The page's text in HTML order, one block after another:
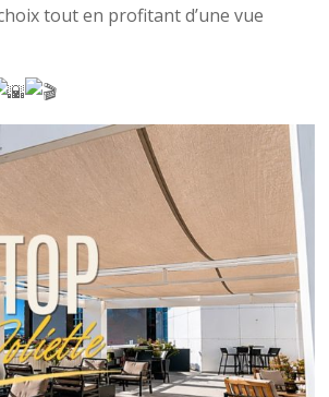
tout en profitant d’une vue